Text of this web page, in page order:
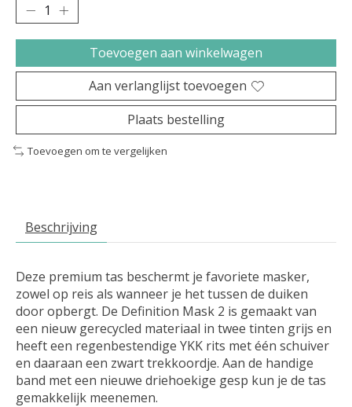
Toevoegen aan winkelwagen
Aan verlanglijst toevoegen
Plaats bestelling
Toevoegen om te vergelijken
Beschrijving
Deze premium tas beschermt je favoriete masker,
zowel op reis als wanneer je het tussen de duiken
door opbergt. De Definition Mask 2 is gemaakt van
een nieuw gerecycled materiaal in twee tinten grijs en
heeft een regenbestendige YKK rits met één schuiver
en daaraan een zwart trekkoordje. Aan de handige
band met een nieuwe driehoekige gesp kun je de tas
gemakkelijk meenemen.